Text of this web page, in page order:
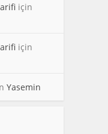
için
için
Yasemin